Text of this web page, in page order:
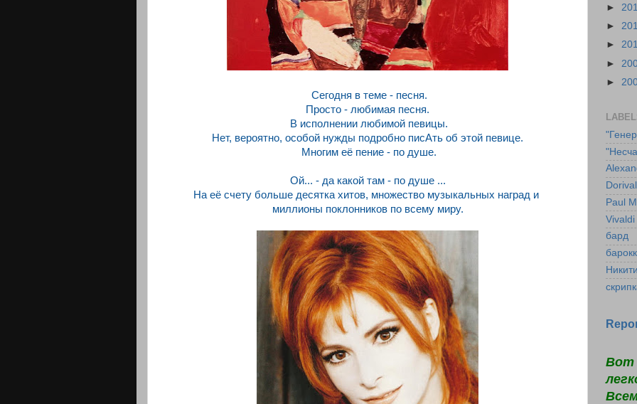
Сегодня в теме - песня.
Просто - любимая песня.
В исполнении любимой певицы.
Нет, вероятно, особой нужды подробно писАть об этой певице.
Многим её пение - по душе.
Ой... - да какой там - по душе ...
На её счету больше десятка хитов, множество музыкальных наград и
миллионы поклонников по всему миру.
►
►
►
►
►
Paul
Vivaldi
бард
Вот